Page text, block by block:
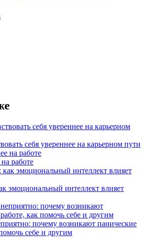
себя увереннее на карьерном пути
работе
эмоциональный интеллект влияет
почему возникают панические
себе и другим